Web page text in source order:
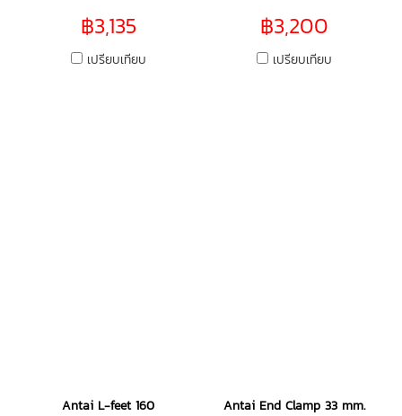
฿3,135
เปรียบเทียบ
฿3,200
เปรียบเทียบ
Antai L-feet 160
Antai End Clamp 33 mm.